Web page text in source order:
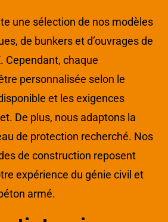
une sélection de nos modèles
de bunkers et d’ouvrages de
Cependant, chaque
personnalisée selon le
et les exigences
De plus, nous adaptons la
de protection recherché. Nos
de construction reposent
expérience du génie civil et
armé.